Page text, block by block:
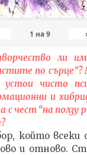
1 на9 ›
ли
по сърце”?
чисто
и
с чест “на ползу
който
и отново.